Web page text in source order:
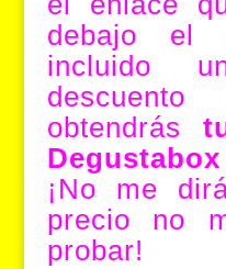
debajo el
incluido
obtendrás
¡No me
precio no
probar!